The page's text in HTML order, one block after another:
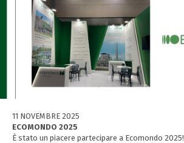
11 NOVEMBRE 2025
ECOMONDO 2025
È stato un piacere partecipare a Ecomondo 2025!